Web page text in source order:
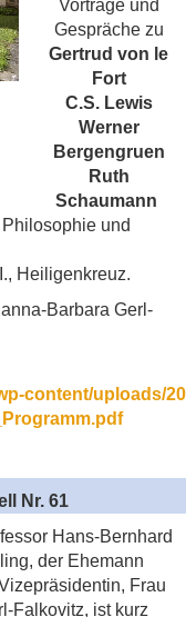
Vorträge und
Gespräche zu
Gertrud von le
Fort
C.S. Lewis
Werner
Bergengruen
Ruth
Schaumann
und
Heiligenkreuz.
Barbara Gerl-
content/uploads/20
Nr. 61
Hans-Bernhard
der Ehemann
Frau
Falkovitz, ist kurz